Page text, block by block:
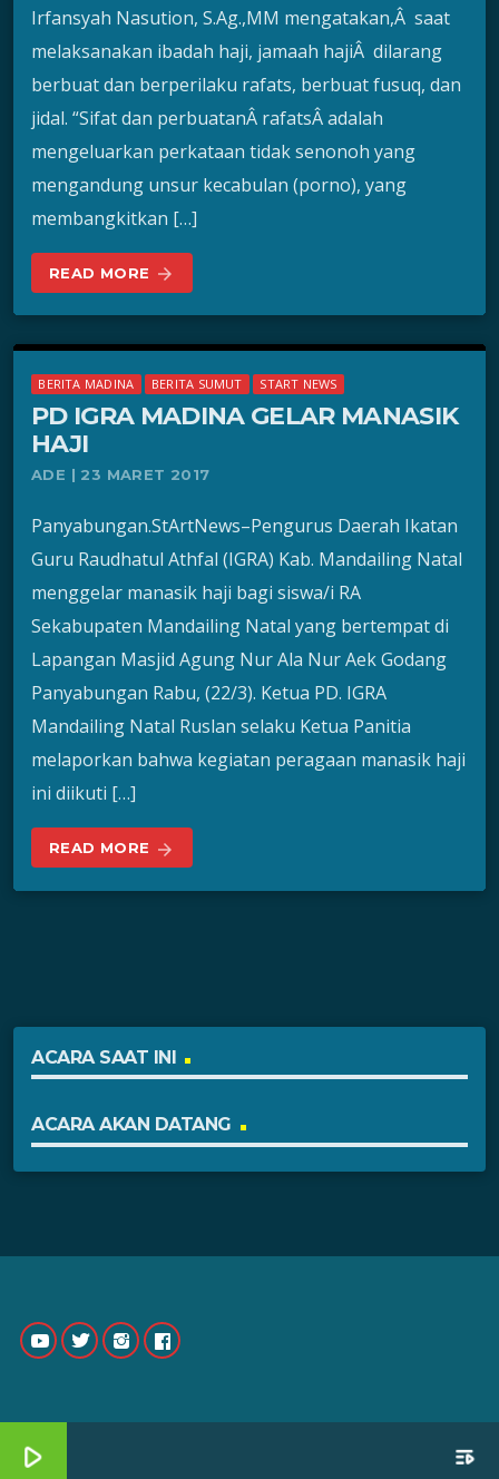
Irfansyah Nasution, S.Ag.,MM mengatakan,Â saat
melaksanakan ibadah haji, jamaah hajiÂ dilarang
berbuat dan berperilaku rafats, berbuat fusuq, dan
jidal. “Sifat dan perbuatanÂ rafatsÂ adalah
mengeluarkan perkataan tidak senonoh yang
mengandung unsur kecabulan (porno), yang
membangkitkan […]
READ MORE arrow_forward
BERITA MADINA BERITA SUMUT START NEWS
PD IGRA MADINA GELAR MANASIK
HAJI
ADE | 23 MARET 2017
Panyabungan.StArtNews–Pengurus Daerah Ikatan
Guru Raudhatul Athfal (IGRA) Kab. Mandailing Natal
menggelar manasik haji bagi siswa/i RA
Sekabupaten Mandailing Natal yang bertempat di
Lapangan Masjid Agung Nur Ala Nur Aek Godang
Panyabungan Rabu, (22/3). Ketua PD. IGRA
Mandailing Natal Ruslan selaku Ketua Panitia
melaporkan bahwa kegiatan peragaan manasik haji
ini diikuti […]
READ MORE arrow_forward
ACARA SAAT INI
ACARA AKAN DATANG
play_arrow playlist_play